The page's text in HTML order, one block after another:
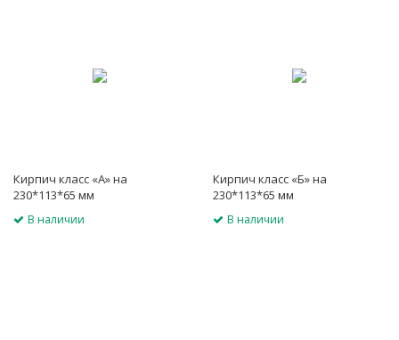
Кирпич класс «А» на
230*113*65 мм
В наличии
Кирпич класс «Б» на
230*113*65 мм
В наличии